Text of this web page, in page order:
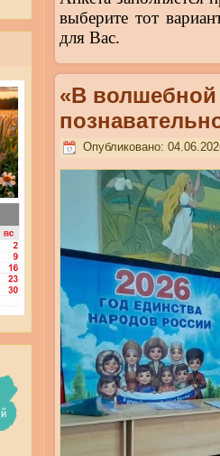
выберите тот
для Вас.
«В волшебной
Опубликовано: